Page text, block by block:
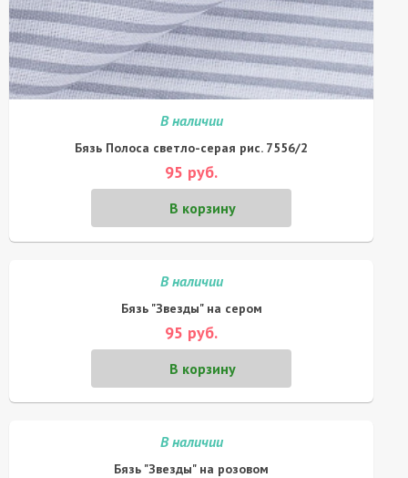
В наличии
Бязь Полоса светло-серая рис. 7556/2
95 руб.
В корзину
В наличии
Бязь "Звезды" на сером
95 руб.
В корзину
В наличии
Бязь "Звезды" на розовом